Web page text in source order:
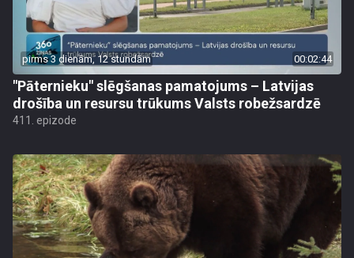
pirms 3 dienām, 12 stundām 00:02:44
"Pāternieku" slēgšanas pamatojums – Latvijas
drošība un resursu trūkums Valsts robežsardzē
411. epizode